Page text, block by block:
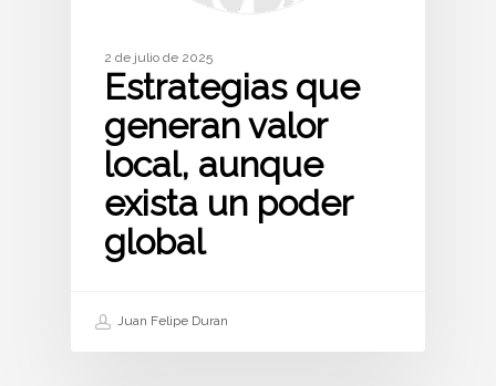
2 de julio de 2025
Estrategias que
generan valor
local, aunque
exista un poder
global
Juan Felipe Duran